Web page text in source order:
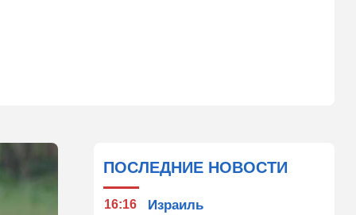
ПОСЛЕДНИЕ НОВОСТИ
16:16 Израиль